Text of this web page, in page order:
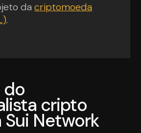
dacriptomoeda
.
do
cripto
Sui Network